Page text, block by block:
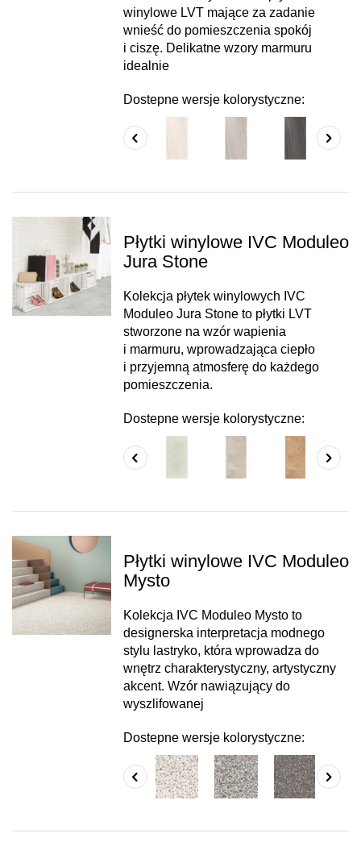
winylowe LVT mające za zadanie
wnieść do pomieszczenia spokój
i ciszę. Delikatne wzory marmuru
idealnie
Dostepne wersje kolorystyczne:
Płytki winylowe IVC Moduleo
Jura Stone
Kolekcja płytek winylowych IVC
Moduleo Jura Stone to płytki LVT
stworzone na wzór wapienia
i marmuru, wprowadzająca ciepło
i przyjemną atmosferę do każdego
pomieszczenia.
Dostepne wersje kolorystyczne:
Płytki winylowe IVC Moduleo
Mysto
Kolekcja IVC Moduleo Mysto to
designerska interpretacja modnego
stylu lastryko, która wprowadza do
wnętrz charakterystyczny, artystyczny
akcent. Wzór nawiązujący do
wyszlifowanej
Dostepne wersje kolorystyczne: